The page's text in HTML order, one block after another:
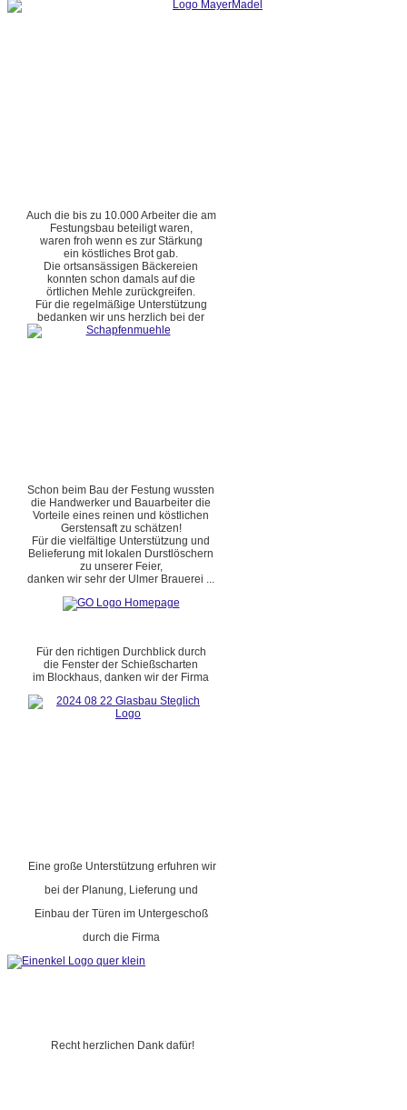
Auch die bis zu 10.000 Arbeiter die am
Festungsbau beteiligt waren,
waren froh wenn es zur Stärkung
ein köstliches Brot gab.
Die ortsansässigen Bäckereien
konnten schon damals auf die
örtlichen Mehle zurückgreifen.
Für die regelmäßige Unterstützung
bedanken wir uns herzlich bei der
Schon beim Bau der Festung wussten
die Handwerker und Bauarbeiter die
Vorteile eines reinen und köstlichen
Gerstensaft zu schätzen!
Für die vielfältige Unterstützung und
Belieferung mit lokalen Durstlöschern
zu unserer Feier,
danken wir sehr der Ulmer Brauerei ...
Für den richtigen Durchblick durch
die Fenster der Schießscharten
im Blockhaus, danken wir der Firma
Eine große Unterstützung erfuhren wir
bei der Planung, Lieferung und
Einbau der Türen im Untergeschoß
durch die Firma
Recht herzlichen Dank dafür!